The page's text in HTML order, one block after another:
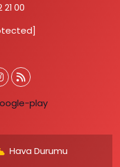
21 00
Hava Durumu